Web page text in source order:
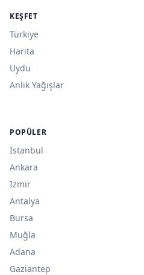
KEŞFET
Türkiye
Harita
Uydu
Anlık Yağışlar
POPÜLER
İstanbul
Ankara
İzmir
Antalya
Bursa
Muğla
Adana
Gaziantep